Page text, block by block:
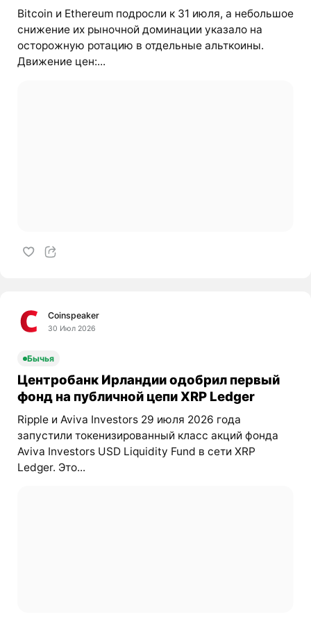
Bitcoin и Ethereum подросли к 31 июля, а небольшое
снижение их рыночной доминации указало на
осторожную ротацию в отдельные альткоины.
Движение цен:...
Coinspeaker
30 Июл 2026
Бычья
Центробанк Ирландии одобрил первый
фонд на публичной цепи XRP Ledger
Ripple и Aviva Investors 29 июля 2026 года
запустили токенизированный класс акций фонда
Aviva Investors USD Liquidity Fund в сети XRP
Ledger. Это...